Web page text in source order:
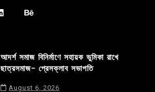
আদর্শ সমাজ বিনির্মাণে সহায়ক ভুমিকা রাখে
ছাত্রসমাজ- প্রেসক্লাব সভাপতি
August 6, 2026